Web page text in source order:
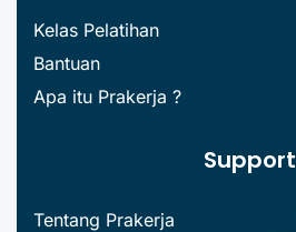
Kelas Pelatihan
Bantuan
Apa itu Prakerja ?
Support
Tentang Prakerja